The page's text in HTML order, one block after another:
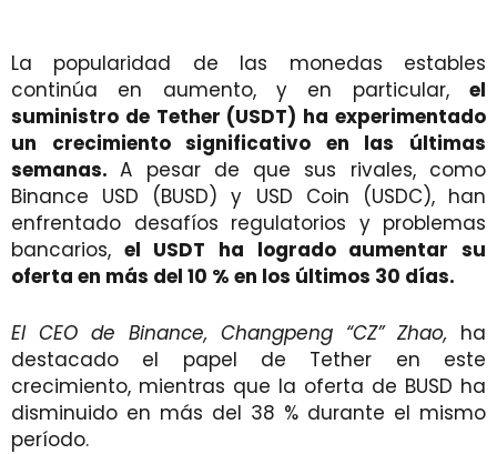
La popularidad de las monedas estables
continúa en aumento, y en particular, el
suministro de Tether (USDT) ha experimentado
un crecimiento significativo en las últimas
semanas.A pesar de que sus rivales, como
Binance USD (BUSD) y USD Coin (USDC), han
enfrentado desafíos regulatorios y problemas
bancarios, el USDT ha logrado aumentar su
oferta en más del 10 % en los últimos 30 días.
El CEO de Binance, Changpeng “CZ” Zhao, ha
destacado el papel de Tether en este
crecimiento, mientras que la oferta de BUSD ha
disminuido en más del 38 % durante el mismo
período.